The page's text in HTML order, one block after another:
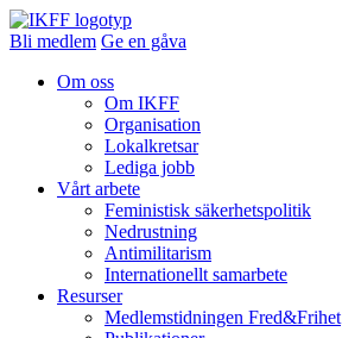
Bli medlem Ge en gåva
Om oss
Om IKFF
Organisation
Lokalkretsar
Lediga jobb
Vårt arbete
Feministisk säkerhetspolitik
Nedrustning
Antimilitarism
Internationellt samarbete
Resurser
Medlemstidningen Fred&Frihet